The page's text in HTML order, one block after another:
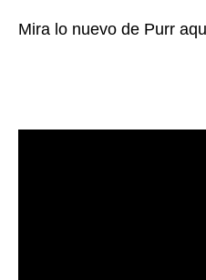
Mira lo nuevo de Purr